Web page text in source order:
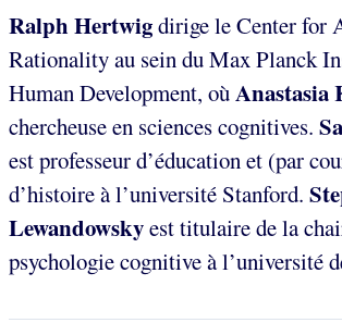
Ralph Hertwigdirige le Center for
Rationality au sein du Max Planck
Human Development, oùAnastasia
chercheuse en sciences cognitives.
est professeur d’éducation et (par
d’histoire à l’université Stanford.
Lewandowskyest titulaire de la
psychologie cognitive à l’université